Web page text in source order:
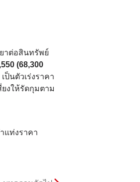
าต่อสินทรัพย์
(68,300
ป็นตัวเร่งราคา
งให้รัดกุมตาม
แท่งราคา